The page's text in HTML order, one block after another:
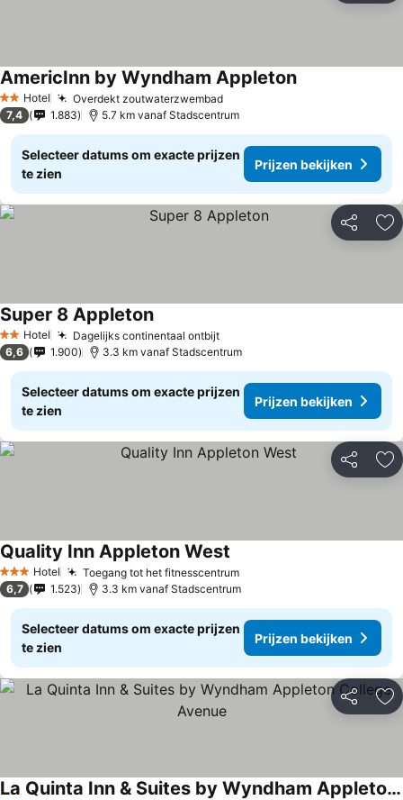
2 Sterren
Hotel Overdekt zoutwaterzwembadPrijzen bekijken
AmericInn by Wyndham AppletonPrijzen bekijken
7,4 1.883 5.7 km vanaf Stadscentrum
Selecteer datums om exacte prijzen
te zien
Prijzen bekijken
Delen
2 Sterren
Hotel Dagelijks continentaal ontbijtPrijzen bekijken
Super 8 AppletonPrijzen bekijken
6,6 1.900 3.3 km vanaf Stadscentrum
Selecteer datums om exacte prijzen
te zien
Prijzen bekijken
Delen
3 SterrenHotel Toegang tot het fitnesscentrumPrijzen bekijken
Quality Inn Appleton West
6,7 1.523 3.3 km vanaf Stadscentrum
Selecteer datums om exacte prijzen
te zien
Prijzen bekijken
Delen
La Quinta Inn & Suites by Wyndham Appleton College Avenue